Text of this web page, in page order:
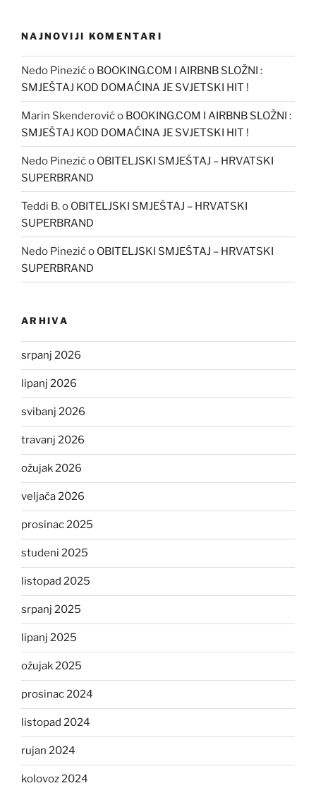
NAJNOVIJI KOMENTARI
Nedo Pinezićo BOOKING.COM I AIRBNB SLOŽNI :
SMJEŠTAJ KOD DOMAĆINA JE SVJETSKI HIT !
Marin Skenderovićo BOOKING.COM I AIRBNB SLOŽNI :
SMJEŠTAJ KOD DOMAĆINA JE SVJETSKI HIT !
Nedo Pinezićo OBITELJSKI SMJEŠTAJ – HRVATSKI
SUPERBRAND
Teddi B.o OBITELJSKI SMJEŠTAJ – HRVATSKI
SUPERBRAND
Nedo Pinezićo OBITELJSKI SMJEŠTAJ – HRVATSKI
SUPERBRAND
ARHIVA
srpanj 2026
lipanj 2026
svibanj 2026
travanj 2026
ožujak 2026
veljača 2026
prosinac 2025
studeni 2025
listopad 2025
srpanj 2025
lipanj 2025
ožujak 2025
prosinac 2024
listopad 2024
rujan 2024
kolovoz 2024